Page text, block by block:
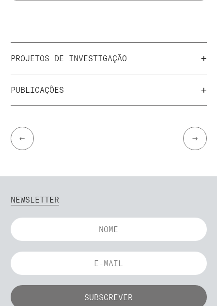
PROJETOS DE INVESTIGAÇÃO +
PUBLICAÇÕES +
← →
NEWSLETTER